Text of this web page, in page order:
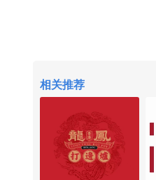
相关推荐